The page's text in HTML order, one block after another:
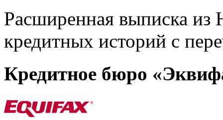
Расширенная выписка из
кредитных историй с
Кредитное бюро